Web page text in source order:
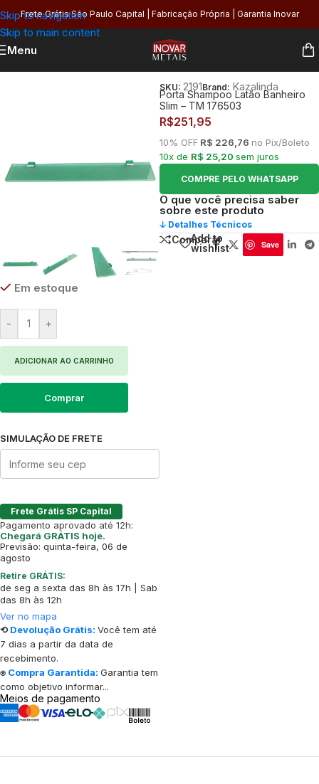
Skip to navigation
Skip to main content
Frete Grátis São Paulo Capital | Fabricação Própria | Garantia Inovar
Menu
Em estoque
- +
ADICIONAR AO CARRINHO
Comprar
SIMULAÇÃO DE FRETE
Frete Grátis SP Capital
Pagamento aprovado até 12h:
Chegará GRÁTIS hoje.
Previsão: quinta-feira, 06 de
agosto
Retire GRÁTIS:
de seg a sexta das 8h às 17h | Sab
das 8h às 12h
Ver no mapa
⟲ Devolução Grátis: Você tem até
7 dias a partir da data de
recebimento.
⍟ Compra Garantida: Garantia tem
como objetivo informar...
Meios de pagamento
SKU: 2191Brand: Kazalinda
Porta Shampoo Latão Banheiro
Slim – TM 176503
R$251,95
10% OFF R$ 226,76 no Pix/Boleto
10x de R$ 25,20 sem juros
COMPRE PELO WHATSAPP
O que você precisa saber
sobre este produto
🡣 Detalhes Técnicos
Comparar
Add to
wishlist
Save